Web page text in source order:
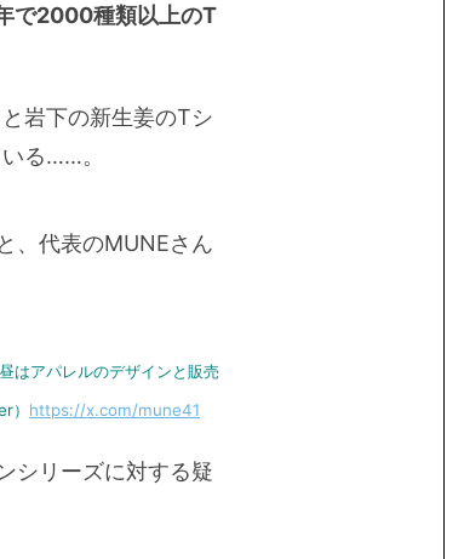
で2000種類以上のT
岩下の新生姜のTシ
る……。
、代表のMUNEさん
はアパレルのデザインと販売
） https://x.com/mune41
シリーズに対する疑